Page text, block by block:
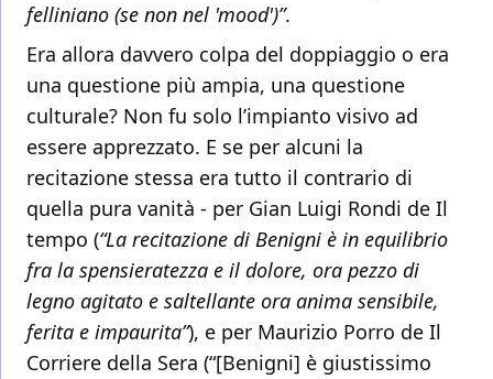
felliniano (se non nel 'mood')”.
Era allora davvero colpa del doppiaggio o era
una questione più ampia, una questione
culturale? Non fu solo l’impianto visivo ad
essere apprezzato. E se per alcuni la
recitazione stessa era tutto il contrario di
quella pura vanità - per Gian Luigi Rondi de Il
tempo (“La recitazione di Benigni è in equilibrio
fra la spensieratezza e il dolore, ora pezzo di
legno agitato e saltellante ora anima sensibile,
ferita e impaurita”), e per Maurizio Porro de Il
Corriere della Sera (“[Benigni] è giustissimo